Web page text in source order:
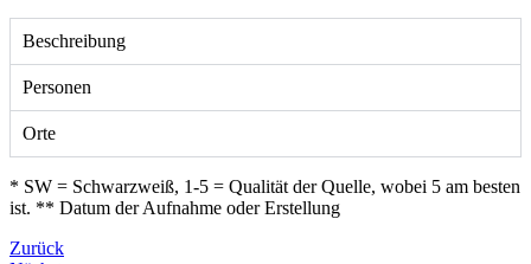
Beschreibung
Personen
Orte
* SW = Schwarzweiß, 1-5 = Qualität der Quelle, wobei 5 am besten
ist. ** Datum der Aufnahme oder Erstellung
Zurück